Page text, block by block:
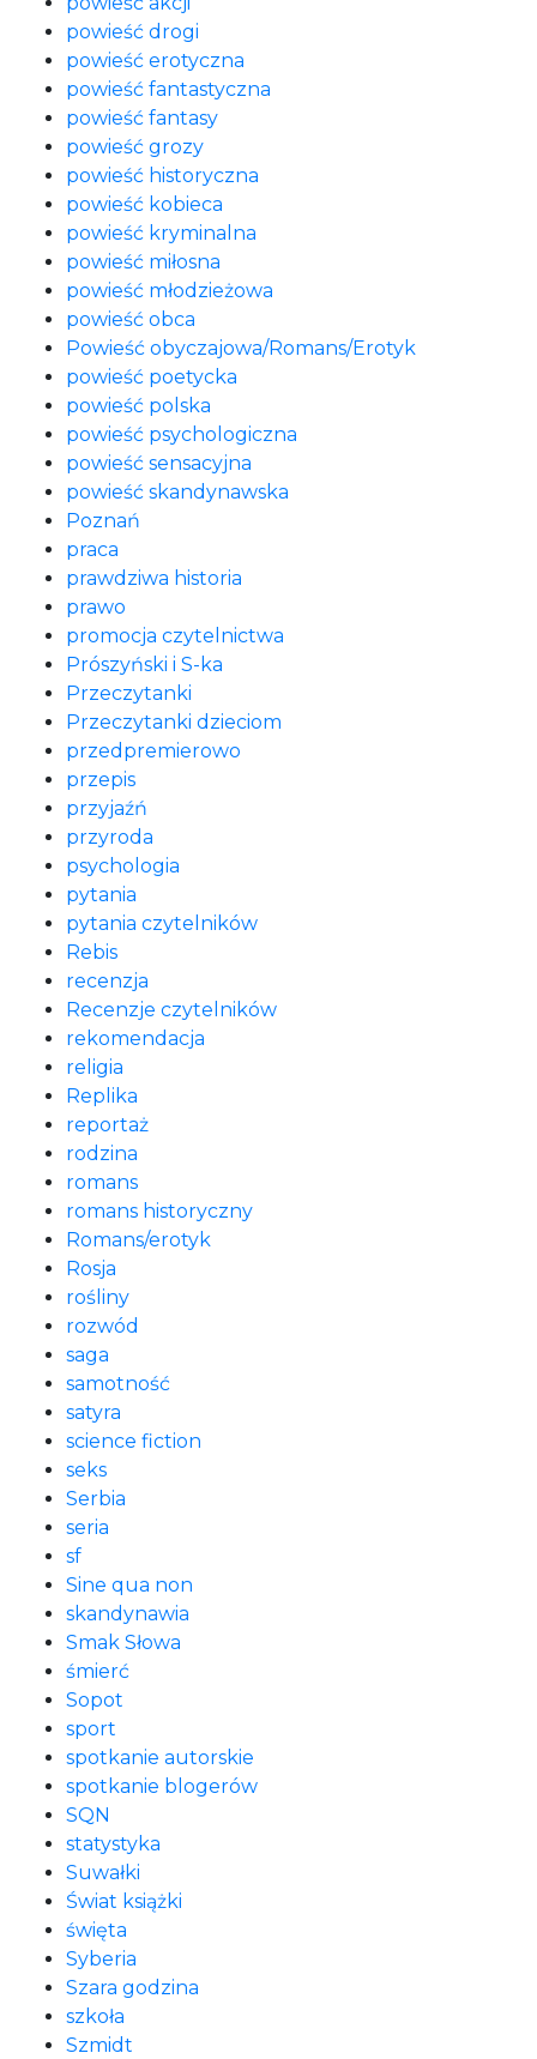
powieść drogi
powieść erotyczna
powieść fantastyczna
powieść fantasy
powieść grozy
powieść historyczna
powieść kobieca
powieść kryminalna
powieść miłosna
powieść młodzieżowa
powieść obca
Powieść obyczajowa/Romans/Erotyk
powieść poetycka
powieść polska
powieść psychologiczna
powieść sensacyjna
powieść skandynawska
Poznań
praca
prawdziwa historia
prawo
promocja czytelnictwa
Prószyński i S-ka
Przeczytanki
Przeczytanki dzieciom
przedpremierowo
przepis
przyjaźń
przyroda
psychologia
pytania
pytania czytelników
Rebis
recenzja
Recenzje czytelników
rekomendacja
religia
Replika
reportaż
rodzina
romans
romans historyczny
Romans/erotyk
Rosja
rośliny
rozwód
saga
samotność
satyra
science fiction
seks
Serbia
seria
sf
Sine qua non
skandynawia
Smak Słowa
śmierć
Sopot
sport
spotkanie autorskie
spotkanie blogerów
SQN
statystyka
Suwałki
Świat książki
święta
Syberia
Szara godzina
szkoła
Szmidt